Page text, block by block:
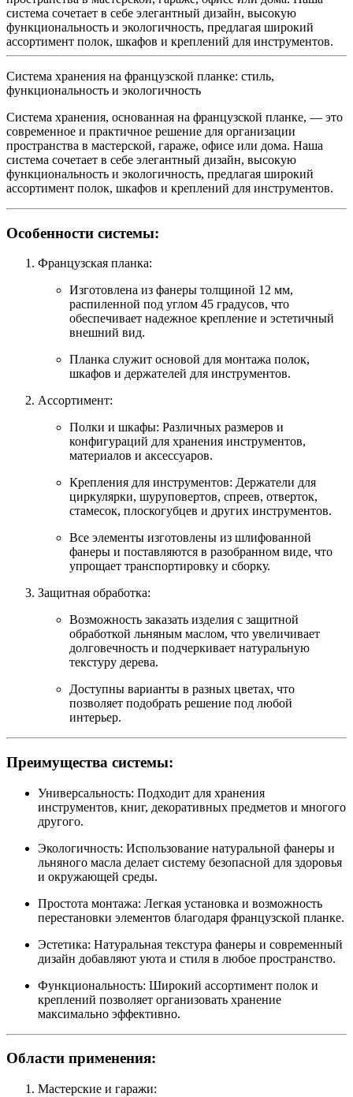
система сочетает в себе элегантный дизайн, высокую
функциональность и экологичность, предлагая широкий
ассортимент полок, шкафов и креплений для инструментов.
Система хранения на французской планке: стиль,
функциональность и экологичность
Система хранения, основанная на французской планке, — это
современное и практичное решение для организации
пространства в мастерской, гараже, офисе или дома. Наша
система сочетает в себе элегантный дизайн, высокую
функциональность и экологичность, предлагая широкий
ассортимент полок, шкафов и креплений для инструментов.
Особенности системы:
Французская планка:
Изготовлена из фанеры толщиной 12 мм,
распиленной под углом 45 градусов, что
обеспечивает надежное крепление и эстетичный
внешний вид.
Планка служит основой для монтажа полок,
шкафов и держателей для инструментов.
Ассортимент:
Полки и шкафы: Различных размеров и
конфигураций для хранения инструментов,
материалов и аксессуаров.
Крепления для инструментов: Держатели для
циркулярки, шуруповертов, спреев, отверток,
стамесок, плоскогубцев и других инструментов.
Все элементы изготовлены из шлифованной
фанеры и поставляются в разобранном виде, что
упрощает транспортировку и сборку.
Защитная обработка:
Возможность заказать изделия с защитной
обработкой льняным маслом, что увеличивает
долговечность и подчеркивает натуральную
текстуру дерева.
Доступны варианты в разных цветах, что
позволяет подобрать решение под любой
интерьер.
Преимущества системы:
Универсальность: Подходит для хранения
инструментов, книг, декоративных предметов и многого
другого.
Экологичность: Использование натуральной фанеры и
льняного масла делает систему безопасной для здоровья
и окружающей среды.
Простота монтажа: Легкая установка и возможность
перестановки элементов благодаря французской планке.
Эстетика: Натуральная текстура фанеры и современный
дизайн добавляют уюта и стиля в любое пространство.
Функциональность: Широкий ассортимент полок и
креплений позволяет организовать хранение
максимально эффективно.
Области применения:
Мастерские и гаражи: